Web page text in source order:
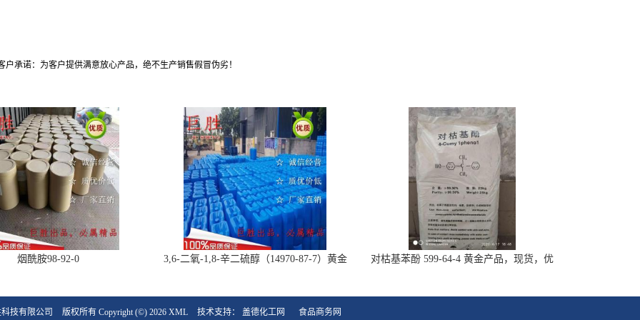
承诺：为客户提供满意放心产品，绝不生产销售假冒伪劣！
烟酰胺98-92-0
3,6-二氧-1,8-辛二硫醇（14970-87-7）黄金
对枯基苯酚 599-64-4 黄金产品，现货，优
技有限公司 版权所有 Copyright (©) 2026 XML 技术支持： 盖德化工网 食品商务网